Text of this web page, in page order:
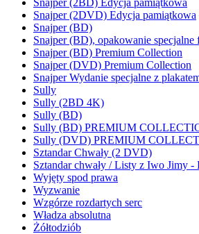
Snajper (2BD) Edycja pamiątkowa
Snajper (2DVD) Edycja pamiątkowa
Snajper (BD)
Snajper (BD), opakowanie specjalne
Snajper (BD) Premium Collection
Snajper (DVD) Premium Collection
Snajper Wydanie specjalne z
Sully
Sully (2BD 4K)
Sully (BD)
Sully (BD) PREMIUM
Sully (DVD) PREMIUM
Sztandar Chwały (2 DVD)
Sztandar chwały / Listy z Iwo Jimy
Wyjęty spod prawa
Wyzwanie
Wzgórze rozdartych serc
Władza absolutna
Żółtodziób